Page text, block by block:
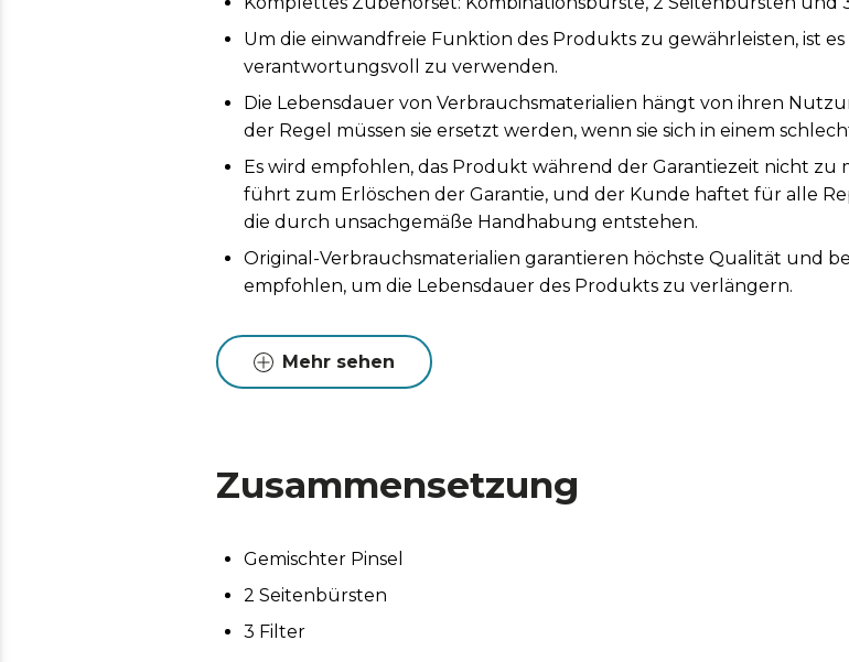
Um die einwandfreie Funktion des Produkts zu gewährleisten, ist
verantwortungsvoll zu verwenden.
Die Lebensdauer von Verbrauchsmaterialien hängt von ihren
der Regel müssen sie ersetzt werden, wenn sie sich in einem
Es wird empfohlen, das Produkt während der Garantiezeit nicht zu
führt zum Erlöschen der Garantie, und der Kunde haftet für alle
die durch unsachgemäße Handhabung entstehen.
Original-Verbrauchsmaterialien garantieren höchste Qualität und
empfohlen, um die Lebensdauer des Produkts zu verlängern.
Mehr sehen
Zusammensetzung
Gemischter Pinsel
2 Seitenbürsten
3 Filter